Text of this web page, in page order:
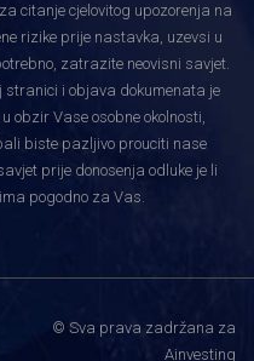
za citanje cjelovitog upozorenja na
rizike prije nastavka, uzevsi u
zatrazite neovisni savjet.
stranici i objava dokumenata je
obzir Vase osobne okolnosti,
biste pazljivo prouciti nase
prije donosenja odluke je li
pogodno za Vas.
© Sva prava zadržana za
Ainvesting